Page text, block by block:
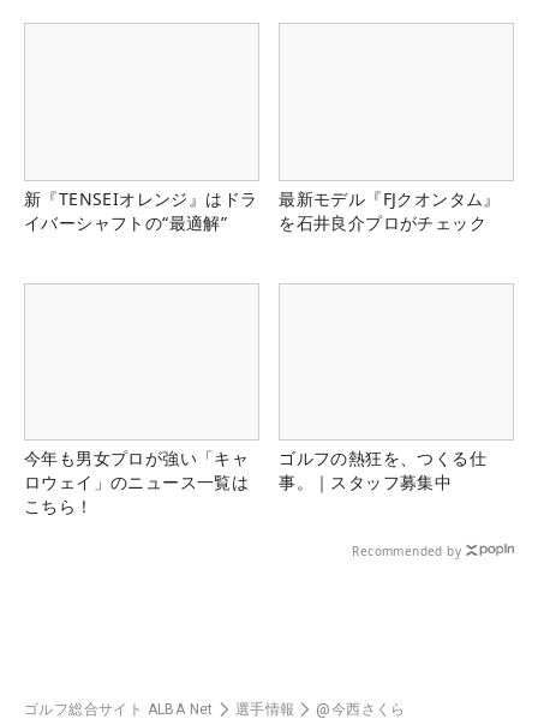
新『TENSEIオレンジ』はドラ
イバーシャフトの“最適解”
最新モデル『FJクオンタム』
を石井良介プロがチェック
今年も男女プロが強い「キャ
ロウェイ」のニュース一覧は
こちら！
ゴルフの熱狂を、つくる仕
事。｜スタッフ募集中
Recommended by
ゴルフ総合サイト ALBA Net 選手情報 @今西さくら